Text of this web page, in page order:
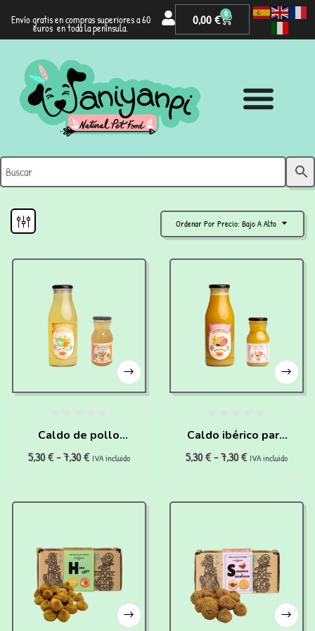
Envío gratis en compras superiores a 60
euros en toda la península.
0,00€ 0
Ordenar Por Precio: Bajo A Alto
Caldo de pollo
“super hidratante”
5,30€ - 7,30€ IVA incluido
Caldo ibérico para
perros Deportistas y
5,30€ - 7,30€ IVA incluido